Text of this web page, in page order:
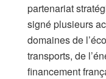
partenariat
signé plusieurs
domaines de
transports, de
financement